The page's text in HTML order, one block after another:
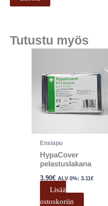
Tutustu myös
Ensiapu
HypaCover
pelastuslakana
3.90€ ALV 0%:3.11€
Lisää
ostoskoriin